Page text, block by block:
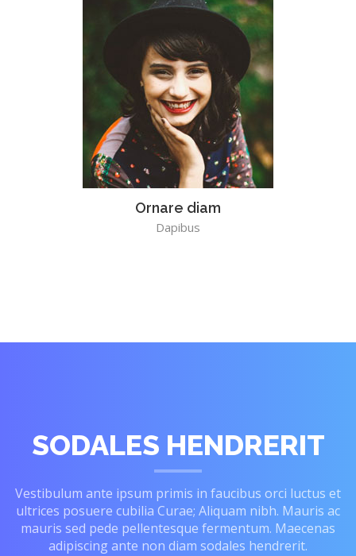
Ornare diam
Dapibus
SODALES HENDRERIT
Vestibulum ante ipsum primis in faucibus orci luctus et
ultrices posuere cubilia Curae; Aliquam nibh. Mauris ac
mauris sed pede pellentesque fermentum. Maecenas
adipiscing ante non diam sodales hendrerit.